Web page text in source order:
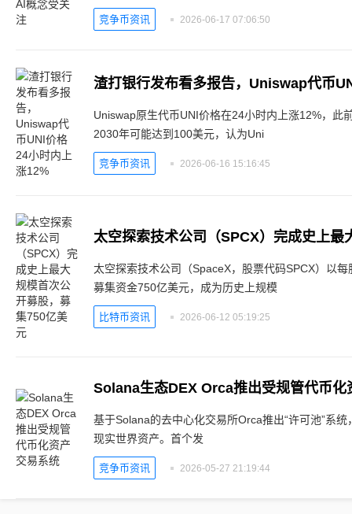
竞争币资讯 2026-06-17 07:06:50
渣打银行发布看多报告，Uniswap代币
Uniswap原生代币UNI价格在24小时内上涨12%，此
2030年可能达到100美元，认为Uni
竞争币资讯 2026-06-16 15:16:45
太空探索技术公司（SpaceX，股票代码SPCX）以
募集资金750亿美元，成为历史上规模
比特币资讯 2026-06-12 05:19:25
Solana生态DEX Orca推出受规管代币化
基于Solana的去中心化交易所Orca推出“许可池”系
现实世界资产。首个发
竞争币资讯 2026-05-27 21:19:44